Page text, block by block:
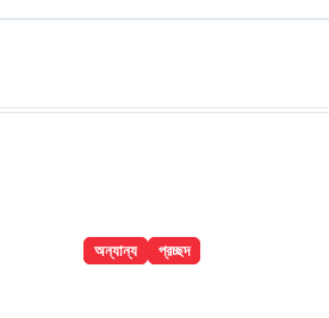
অন্যান্য প্রচ্ছদ